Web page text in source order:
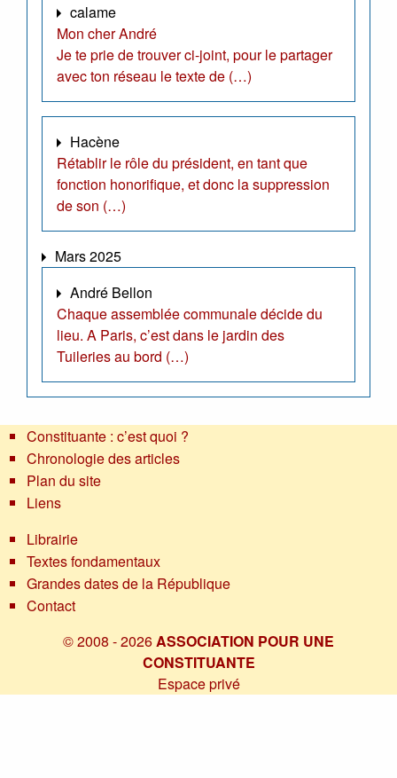
calame
Mon cher André
Je te prie de trouver ci-joint, pour le partager
avec ton réseau le texte de (…)
Hacène
Rétablir le rôle du président, en tant que
fonction honorifique, et donc la suppression
de son (…)
Mars 2025
André Bellon
Chaque assemblée communale décide du
lieu. A Paris, c’est dans le jardin des
Tuileries au bord (…)
Constituante : c’est quoi ?
Chronologie des articles
Plan du site
Liens
Librairie
Textes fondamentaux
Grandes dates de la République
Contact
© 2008 - 2026ASSOCIATION POUR UNE
CONSTITUANTE
Espace privé